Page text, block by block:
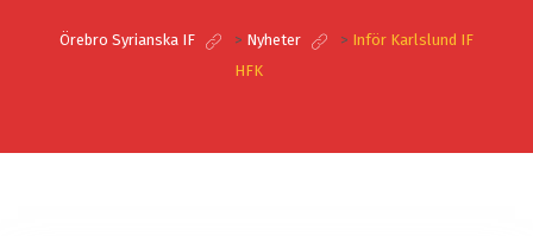
Örebro Syrianska IF > Nyheter > Inför Karlslund IF
HFK